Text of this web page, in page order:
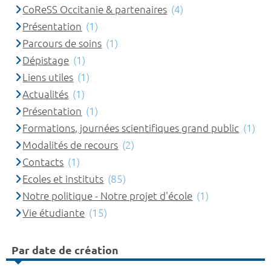
CoReSS Occitanie & partenaires (4)
Présentation (1)
Parcours de soins (1)
Dépistage (1)
Liens utiles (1)
Actualités (1)
Présentation (1)
Formations, journées scientifiques grand public (1)
Modalités de recours (2)
Contacts (1)
Ecoles et instituts (85)
Notre politique - Notre projet d'école (1)
Vie étudiante (15)
Par date de création